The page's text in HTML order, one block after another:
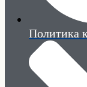
Политика